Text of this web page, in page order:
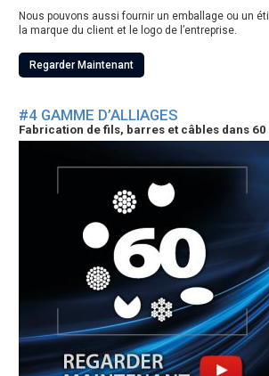
Nous pouvons aussi fournir un emballage ou un
la marque du client et le logo de l’entreprise.
Regarder Maintenant
#4 GAMME D’ALLIAGES
Fabrication de fils, barres et câbles dans